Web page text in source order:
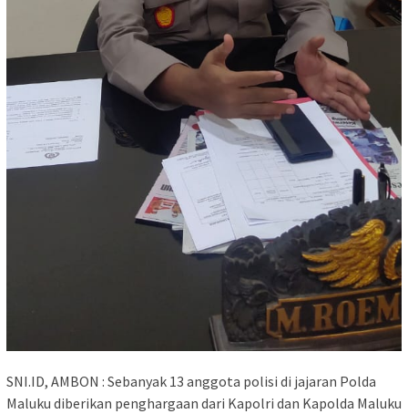
SNI.ID, AMBON : Sebanyak 13 anggota polisi di jajaran Polda
Maluku diberikan penghargaan dari Kapolri dan Kapolda Maluku